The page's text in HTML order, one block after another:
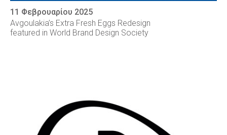
11 Φεβρουαρίου 2025
Avgoulakia’s Extra Fresh Eggs Redesign
featured in World Brand Design Society